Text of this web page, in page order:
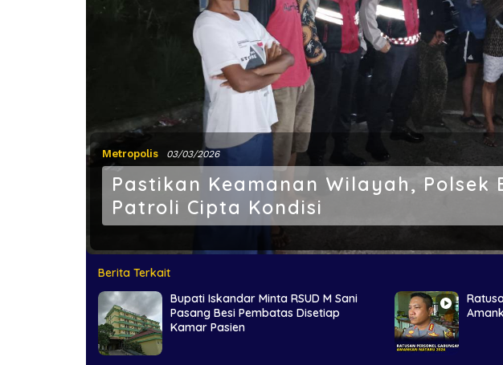
Metropolis 03/03/2026
Pastikan Keamanan Wilayah, Polsek
Patroli Cipta Kondisi
Berita Terkait
Bupati Iskandar Minta RSUD M Sani
Pasang Besi Pembatas Disetiap
Kamar Pasien